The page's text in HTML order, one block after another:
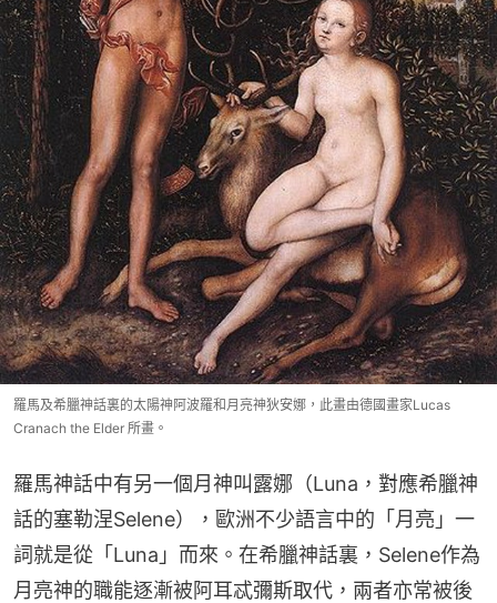
羅馬及希臘神話裏的太陽神阿波羅和月亮神狄安娜，此畫由德國畫家Lucas
Cranach the Elder 所畫。
羅馬神話中有另一個月神叫露娜（Luna，對應希臘神
話的塞勒涅Selene），歐洲不少語言中的「月亮」一
詞就是從「Luna」而來。在希臘神話裏，Selene作為
月亮神的職能逐漸被阿耳忒彌斯取代，兩者亦常被後